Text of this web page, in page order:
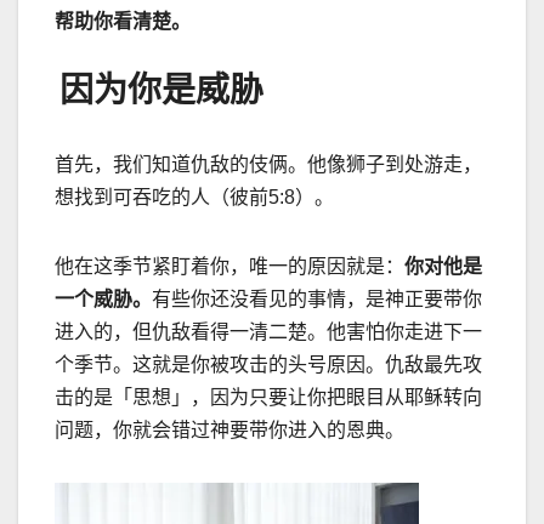
帮助你看清楚。
因为你是威胁
首先，我们知道仇敌的伎俩。他像狮子到处游走，
想找到可吞吃的人（彼前5:8）。
他在这季节紧盯着你，唯一的原因就是： 你对他是
一个威胁。 有些你还没看见的事情，是神正要带你
进入的，但仇敌看得一清二楚。他害怕你走进下一
个季节。这就是你被攻击的头号原因。仇敌最先攻
击的是「思想」，因为只要让你把眼目从耶稣转向
问题，你就会错过神要带你进入的恩典。